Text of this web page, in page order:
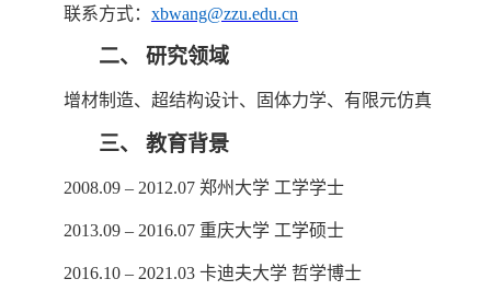
联系方式： xbwang@zzu.edu.cn
二、 研究领域
增材制造、超结构设计、固体力学、有限元仿真
三、 教育背景
2008.09 – 2012.07 郑州大学 工学学士
2013.09 – 2016.07 重庆大学 工学硕士
2016.10 – 2021.03 卡迪夫大学 哲学博士